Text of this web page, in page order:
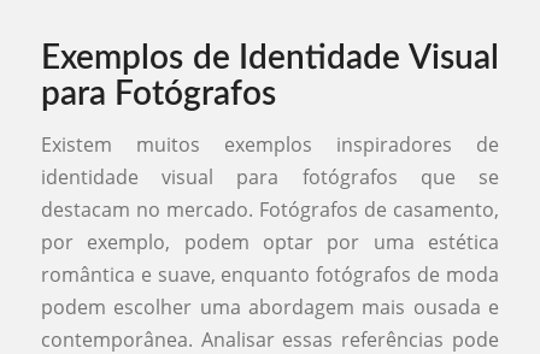
Exemplos de Identidade Visual
para Fotógrafos
Existem muitos exemplos inspiradores de
identidade visual para fotógrafos que se
destacam no mercado. Fotógrafos de casamento,
por exemplo, podem optar por uma estética
romântica e suave, enquanto fotógrafos de moda
podem escolher uma abordagem mais ousada e
contemporânea. Analisar essas referências pode